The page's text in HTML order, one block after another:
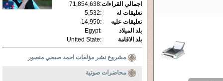
اجمالي القراءات:
71,854,638
تعليقات له
:
5,532
تعليقات عليه
:
14,950
بلد الميلاد
:
Egypt
بلد الاقامة
:
United State
مشروع نشر مؤلفات احمد صبحي منصور
محاضرات صوتية